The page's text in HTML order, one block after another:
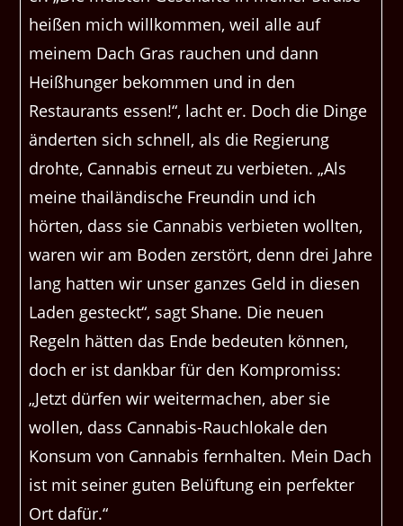
heißen mich willkommen, weil alle auf
meinem Dach Gras rauchen und dann
Heißhunger bekommen und in den
Restaurants essen!“, lacht er. Doch die Dinge
änderten sich schnell, als die Regierung
drohte, Cannabis erneut zu verbieten. „Als
meine thailändische Freundin und ich
hörten, dass sie Cannabis verbieten wollten,
waren wir am Boden zerstört, denn drei Jahre
lang hatten wir unser ganzes Geld in diesen
Laden gesteckt“, sagt Shane. Die neuen
Regeln hätten das Ende bedeuten können,
doch er ist dankbar für den Kompromiss:
„Jetzt dürfen wir weitermachen, aber sie
wollen, dass Cannabis-Rauchlokale den
Konsum von Cannabis fernhalten. Mein Dach
ist mit seiner guten Belüftung ein perfekter
Ort dafür.“